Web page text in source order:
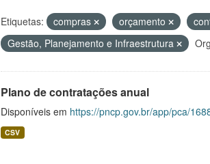
Etiquetas: compras orçamento
Gestão, Planejamento e Infraestrutura
Plano de contratações anual
Disponíveis em https://pncp.gov.br/app/pca/
CSV